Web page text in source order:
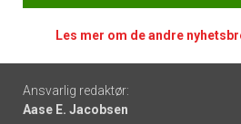
Les mer om de andre
Footer
Ansvarlig redaktør:
Aase E. Jacobsen